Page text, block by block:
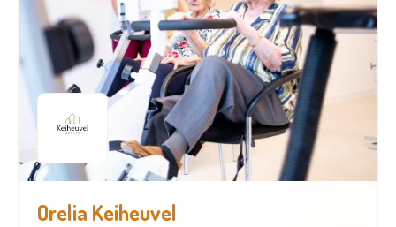
Orelia Keiheuvel